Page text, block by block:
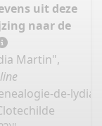
uit deze
naar de
Martin",
de-